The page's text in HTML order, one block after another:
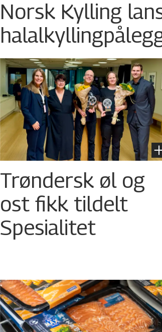
Norsk Kylling
Trøndersk øl og
ost fikk tildelt
Spesialitet